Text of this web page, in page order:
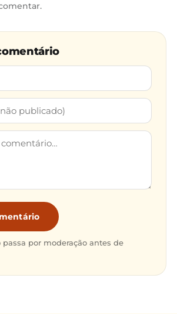
por moderação antes de